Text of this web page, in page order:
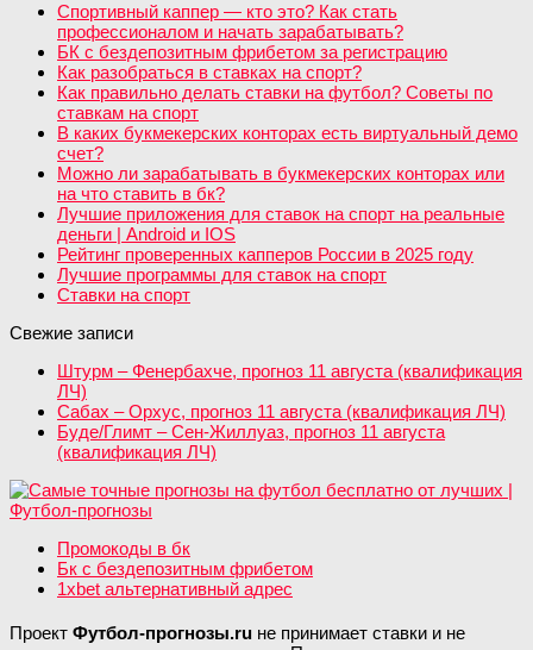
Спортивный каппер — кто это? Как стать
профессионалом и начать зарабатывать?
БК с бездепозитным фрибетом за регистрацию
Как разобраться в ставках на спорт?
Как правильно делать ставки на футбол? Советы по
ставкам на спорт
В каких букмекерских конторах есть виртуальный демо
счет?
Можно ли зарабатывать в букмекерских конторах или
на что ставить в бк?
Лучшие приложения для ставок на спорт на реальные
деньги | Android и IOS
Рейтинг проверенных капперов России в 2025 году
Лучшие программы для ставок на спорт
Ставки на спорт
Свежие записи
Штурм – Фенербахче, прогноз 11 августа (квалификация
ЛЧ)
Сабах – Орхус, прогноз 11 августа (квалификация ЛЧ)
Буде/Глимт – Сен-Жиллуаз, прогноз 11 августа
(квалификация ЛЧ)
Промокоды в бк
Бк с бездепозитным фрибетом
1xbet альтернативный адрес
Проект Футбол-прогнозы.ru не принимает ставки и не